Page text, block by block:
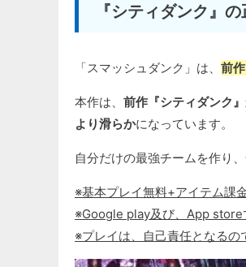
『シティダンク』
「スマッシュダンク」は、 前
本作は、 前作『シティダンク
より滑らかになっています。
自分だけの最強チームを作り
※基本プレイ無料+アイテム課
※Google play及び、App store
※プレイは、自己責任となる